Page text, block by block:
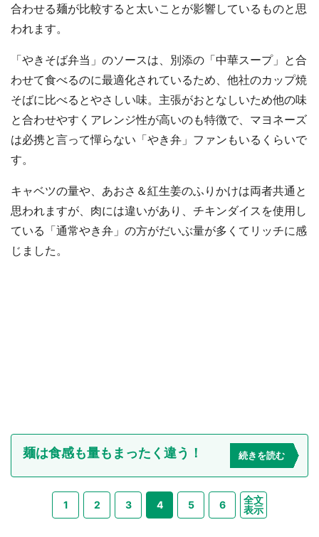
合わせる麺が比較すると太いことが影響しているものと思
われます。
「やきそば弁当」のソースは、別添の「中華スープ」と合
わせて食べるのに最適化されているため、他社のカップ焼
そばに比べるとやさしい味。主張がおとなしいため他の味
と合わせやすくアレンジ性が高いのも特徴で、マヨネーズ
は必携と言って憚らない「やき弁」ファンもいるくらいで
す。
キャベツの量や、あおさ＆紅生姜のふりかけは両者共通と
思われますが、肉には違いがあり、チキンダイスを使用し
ている「通常やき弁」の方がだいぶ量が多くてリッチに感
じました。
麺は食感も量もまったく違う！ 続きを読む
1 2 3 4 5 6
全文
表示